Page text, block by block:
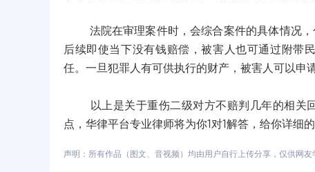
法院在审理案件时，会综合案件的具体情况，
后续即使当下没有钱赔偿，被害人也可通过附带
任。一旦犯罪人有可供执行的财产，被害人可以申
以上是关于重伤二级对方不赔判几年的相关回
点，华律平台专业律师将为你1对1解答，给你详细的
声明：所有作品（图文、音视频）均由用户自行上传分享，仅供网